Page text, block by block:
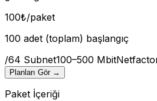
100₺/paket
100 adet (toplam) başlangıç
/64 Subnet100–500 Mbit
Planları Gör →
Paket İçeriği